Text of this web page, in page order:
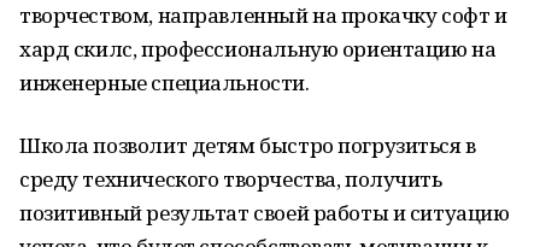
творчеством, направленный на прокачку софт и
хард скилс, профессиональную ориентацию на
инженерные специальности.
Школа позволит детям быстро погрузиться в
среду технического творчества, получить
позитивный результат своей работы и ситуацию